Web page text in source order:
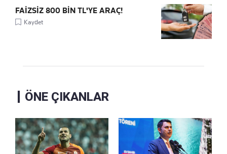
FAİZSİZ 800 BİN TL'YE ARAÇ!
Kaydet
ÖNE ÇIKANLAR